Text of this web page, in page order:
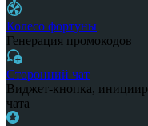
Колесо фортуны
Генерация промокодов
Сторонний чат
Виджет-кнопка,
чата